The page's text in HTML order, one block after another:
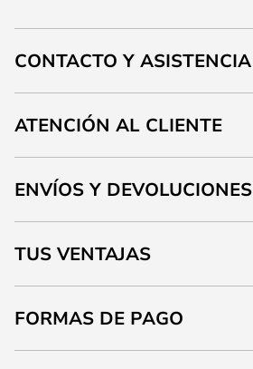
CONTACTO Y ASISTENCIA
ATENCIÓN AL CLIENTE
ENVÍOS Y DEVOLUCIONES
TUS VENTAJAS
FORMAS DE PAGO